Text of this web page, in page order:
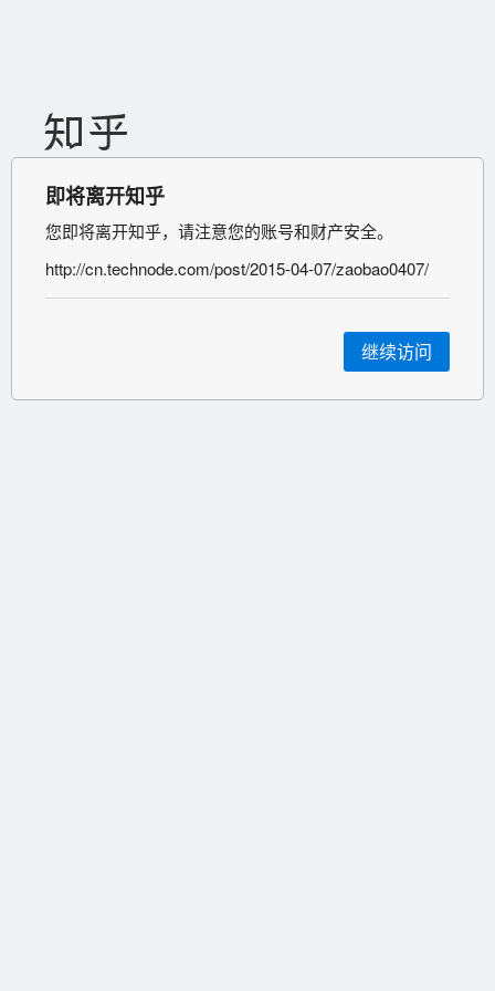
即将离开知乎
您即将离开知乎，请注意您的账号和财产安全。
http://cn.technode.com/post/2015-04-07/zaobao0407/
继续访问